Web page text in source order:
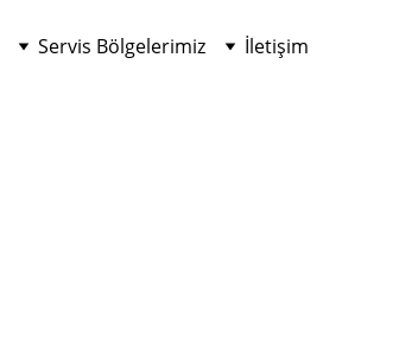
Servis Bölgelerimiz İletişim